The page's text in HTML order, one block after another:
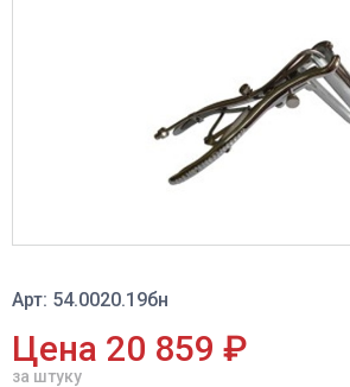
Арт: 54.0020.19бн
Цена 20 859 ₽
за штуку